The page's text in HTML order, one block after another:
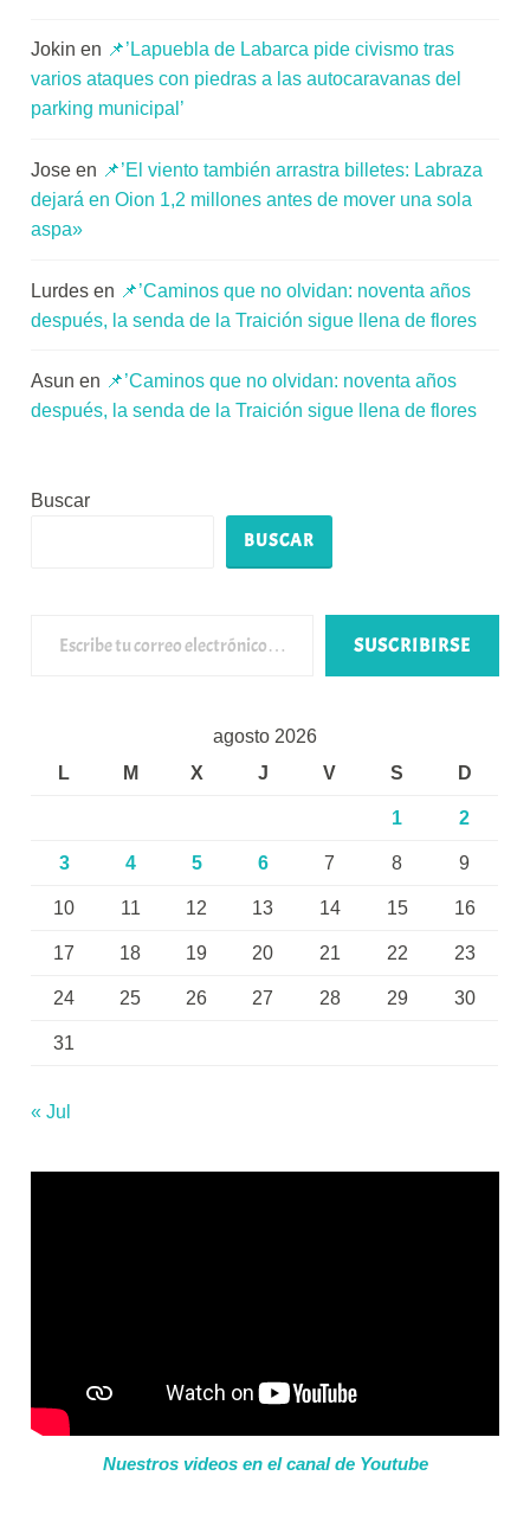
Jokin en 📌’Lapuebla de Labarca pide civismo tras
varios ataques con piedras a las autocaravanas del
parking municipal’
Jose en 📌’El viento también arrastra billetes: Labraza
dejará en Oion 1,2 millones antes de mover una sola
aspa»
Lurdes en 📌’Caminos que no olvidan: noventa años
después, la senda de la Traición sigue llena de flores
Asun en 📌’Caminos que no olvidan: noventa años
después, la senda de la Traición sigue llena de flores
Buscar
BUSCAR
SUSCRIBIRSE
agosto 2026
L
M X J V S D
1 2
3 4 5 6 7 8 9
10 11 12 13 14 15 16
17 18 19 20 21 22 23
24 25 26 27 28 29 30
31
« Jul
Nuestros videos en el canal de Youtube